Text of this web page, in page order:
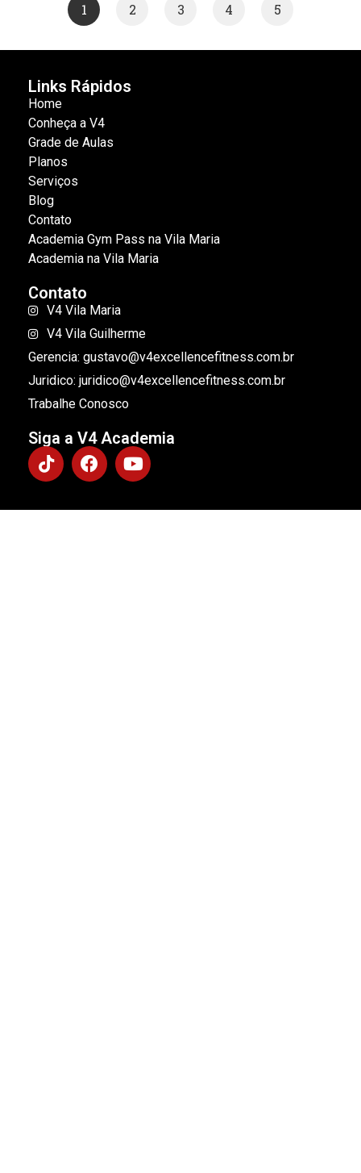
1 2 3 4 5
Links Rápidos
Home
Conheça a V4
Grade de Aulas
Planos
Serviços
Blog
Contato
Academia Gym Pass na Vila Maria
Academia na Vila Maria
Contato
V4 Vila Maria
V4 Vila Guilherme
Gerencia: gustavo@v4excellencefitness.com.br
Juridico: juridico@v4excellencefitness.com.br
Trabalhe Conosco
Siga a V4 Academia